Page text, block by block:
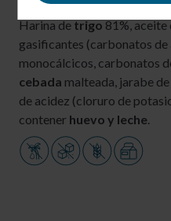
Harina detrigo81%, aceite
gasificantes (carbonatos
monocálcicos, carbonatos
cebada malteada, jarabe
de acidez (cloruro de
contener huevo y leche.